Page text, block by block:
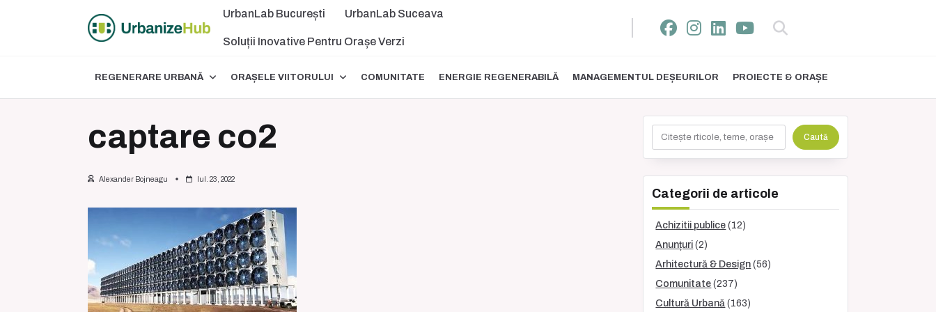
UrbanLab București UrbanLab Suceava
Soluții Inovative Pentru Orașe Verzi
REGENERARE URBANĂ ORAȘELE VIITORULUI COMUNITATE ENERGIE REGENERABILĂ MANAGEMENTUL DEȘEURILOR PROIECTE & ORAȘE
captare co2
Alexander Bojneagu Iul. 23, 2022
Caută
Categorii de articole
Achizitii publice (12)
Anunțuri (2)
Arhitectură & Design (56)
Comunitate (237)
Cultură Urbană (163)